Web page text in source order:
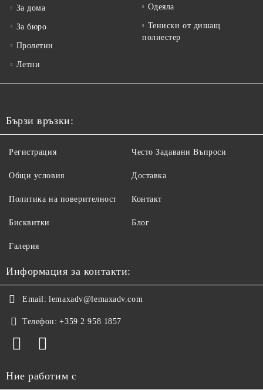
За дома
За бюро
Пролетни
Летни
Одеяла
Тениски от дишащ
полиестер
Бързи връзки:
Регистрация
Общи условия
Политика на поверителност
Бисквитки
Често Задавани Въпроси
Доставка
Контакт
Блог
Галерия
Информация за контакти:
Email: lemaxadv@lemaxadv.com
Телефон: +359 2 958 1857
Ние работим с